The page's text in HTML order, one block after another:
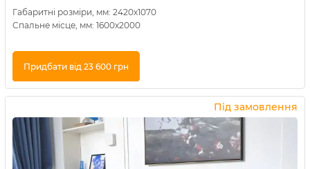
Габаритні розміри, мм: 2420х1070
Спальне місце, мм: 1600х2000
Придбати від 23 600 грн
Купити в 1 клік
Під замовлення